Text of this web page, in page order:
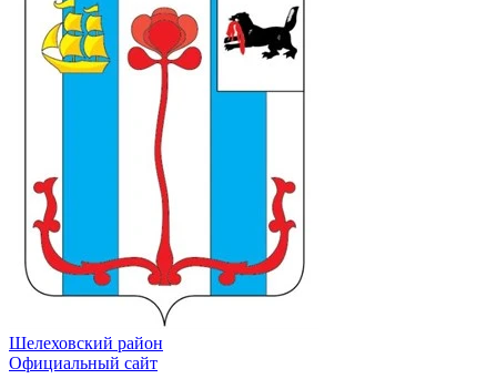
Шелеховский район
Официальный сайт